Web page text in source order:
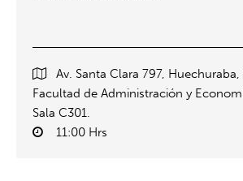
Av. Santa Clara 797, Huechuraba,
Facultad de Administración y
Sala C301.
11:00 Hrs